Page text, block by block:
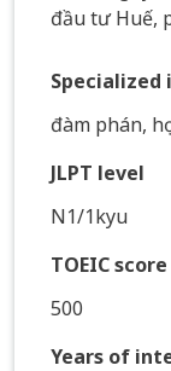
đầu tư Huế,
Specialized
đàm phán,
JLPT level
N1/1kyu
TOEIC score
500
Years of